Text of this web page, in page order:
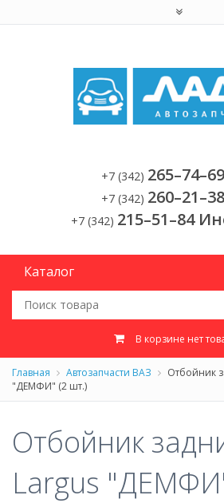
+7 (342)
+7 (342)
+7 (342) 215–51–84
Каталог
В корзине нет
Главная Автозапчасти ВАЗ
Отбойник
"ДЕМФИ" (2 шт.)
Отбойник
Largus